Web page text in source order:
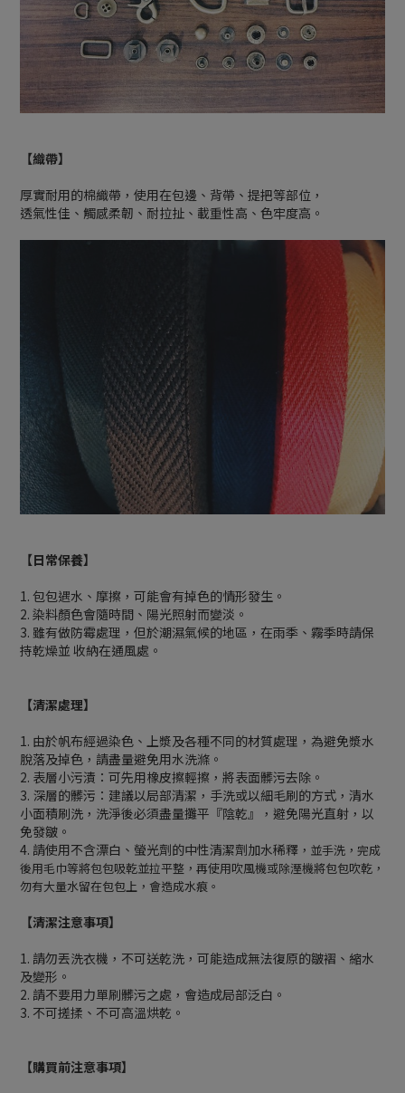
【織帶】
厚實耐用的棉織帶，使用在包邊、背帶、提把等部位，
透氣性佳、觸感柔韌、耐拉扯、載重性高、色牢度高。
【日常保養】
1. 包包遇水、摩擦，可能會有掉色的情形發生。
2. 染料顏色會隨時間、陽光照射而變淡。
3. 雖有做防霉處理，但於潮濕氣候的地區，在雨季、霧季時請保
持乾燥並 收納在通風處。
【清潔處理】
1. 由於帆布經過染色、上漿及各種不同的材質處理，為避免漿水
脫落及掉色，請盡量避免用水洗滌。
2. 表層小污漬：可先用橡皮擦輕擦，將表面髒污去除。
3. 深層的髒污：建議以局部清潔，手洗或以細毛刷的方式，清水
小面積刷洗，洗淨後必須盡量攤平『陰乾』，避免陽光直射，以
免發皺。
4. 請使用不含漂白、螢光劑的中性清潔劑加水稀釋 ，並手洗，完成
後用毛巾等將包包吸乾並拉平整，再使用吹風機或除溼機將包包吹乾，
勿有大量水留在包包上，會造成水痕。
【清潔注意事項】
1. 請勿丟洗衣機，不可送乾洗，可能造成無法復原的皺褶、縮水
及變形。
2. 請不要用力單刷髒污之處，會造成局部泛白。
3. 不可搓揉、不可高溫烘乾。
【購買前注意事項】